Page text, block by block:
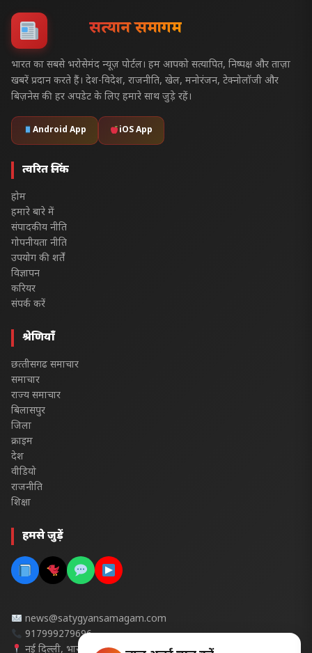
सत्यज्ञान समागम
भारत का सबसे भरोसेमंद न्यूज़ पोर्टल। हम आपको सत्यापित, निष्पक्ष और ताज़ा
खबरें प्रदान करते हैं। देश-विदेश, राजनीति, खेल, मनोरंजन, टेक्नोलॉजी और
बिज़नेस की हर अपडेट के लिए हमारे साथ जुड़े रहें।
Android App iOS App
त्वरित लिंक
होम
हमारे बारे में
संपादकीय नीति
गोपनीयता नीति
उपयोग की शर्तें
विज्ञापन
करियर
संपर्क करें
श्रेणियाँ
छत्‍तीसगढ समाचार
समाचार
राज्य समाचार
बिलासपुर
जिला
क्राइम
देश
वीडियो
राजनीति
शिक्षा
हमसे जुड़ें
news@satygyansamagam.com
917999279696
नई दिल्ली, भारत